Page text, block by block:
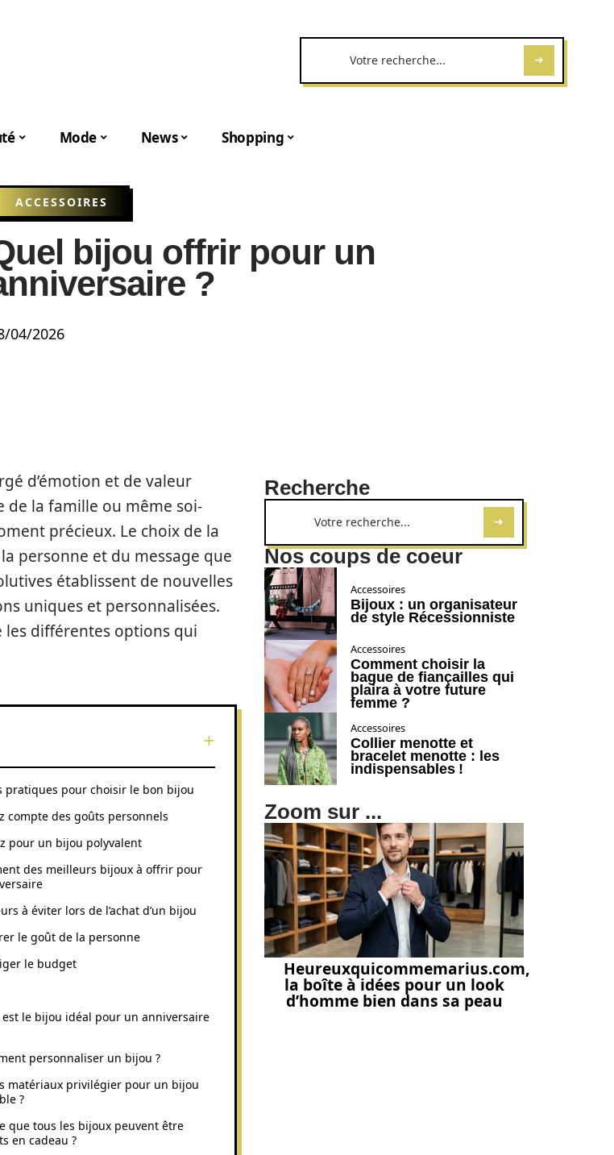
Mode News Shopping
ACCESSOIRES
bijou offrir pour un
?
04/2026
d’émotion et de valeur
de la famille ou même soi-
précieux. Le choix de la
personne et du message que
établissent de nouvelles
uniques et personnalisées.
les différentes options qui
pratiques pour choisir le bon bijou
compte des goûts personnels
pour un bijou polyvalent
des meilleurs bijoux à offrir pour
à éviter lors de l’achat d’un bijou
le goût de la personne
le budget
est le bijou idéal pour un anniversaire
personnaliser un bijou ?
matériaux privilégier pour un bijou
?
que tous les bijoux peuvent être
en cadeau ?
Recherche
Nos coups de coeur
Accessoires
Bijoux : un organisateur
de style Récessionniste
Accessoires
Comment choisir la
bague de fiançailles qui
plaira à votre future
femme ?
Accessoires
Collier menotte et
bracelet menotte : les
indispensables !
Zoom sur ...
Heureuxquicommemarius.com,
la boîte à idées pour un look
d’homme bien dans sa peau